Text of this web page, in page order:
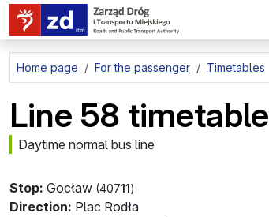
go to page content
Home page For the passenger Timetables
Line 58 timetable
Daytime normal bus line
Stop: Gocław (40711)
Direction: Plac Rodła